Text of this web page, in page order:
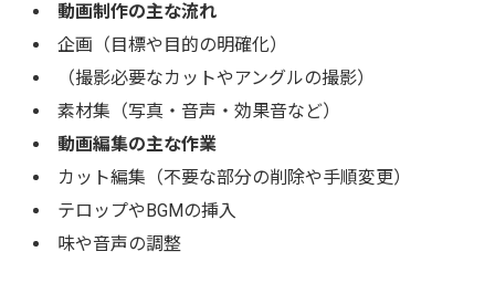
動画制作の主な流れ
企画（目標や目的の明確化）
（撮影必要なカットやアングルの撮影）
素材集（写真・音声・効果音など）
動画編集の主な作業
カット編集（不要な部分の削除や手順変更）
テロップやBGMの挿入
味や音声の調整